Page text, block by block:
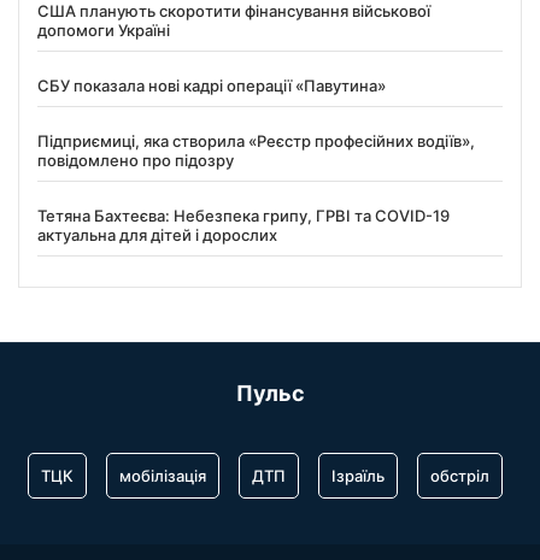
США планують скоротити фінансування військової
допомоги Україні
СБУ показала нові кадрі операції «Павутина»
Підприємиці, яка створила «Реєстр професійних водіїв»,
повідомлено про підозру
Тетяна Бахтеєва: Небезпека грипу, ГРВІ та COVID-19
актуальна для дітей і дорослих
Пульс
ТЦК мобілізація ДТП Ізраїль обстріл